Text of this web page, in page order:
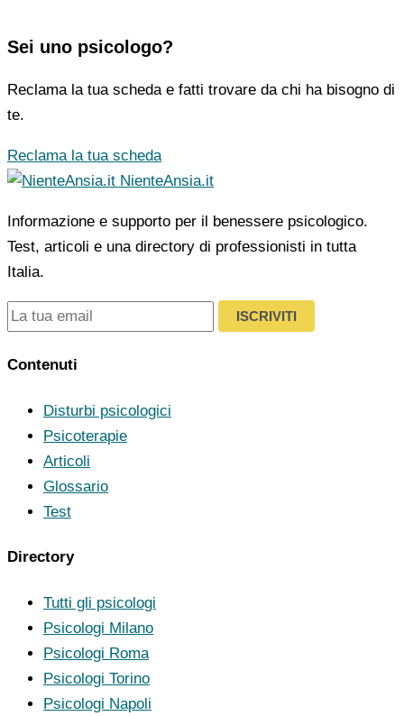
Sei uno psicologo?
Reclama la tua scheda e fatti trovare da chi ha bisogno di
te.
Reclama la tua scheda
NienteAnsia.it
Informazione e supporto per il benessere psicologico.
Test, articoli e una directory di professionisti in tutta
Italia.
ISCRIVITI
Contenuti
Disturbi psicologici
Psicoterapie
Articoli
Glossario
Test
Directory
Tutti gli psicologi
Psicologi Milano
Psicologi Roma
Psicologi Torino
Psicologi Napoli